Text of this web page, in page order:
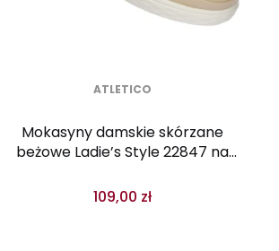
ATLETICO
Mokasyny damskie skórzane
beżowe Ladie’s Style 22847 na
109,00 zł